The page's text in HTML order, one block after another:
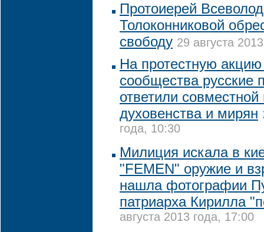
Протоиерей
Толоконниковой
свободу 29 августа
На протестную
сообщества
ответили
духовенства и мирян
года, 10:30
Милиция искала в
"FEMEN" оружие и
нашла фотографии
патриарха Кирилла
августа 2013 года, 17:00